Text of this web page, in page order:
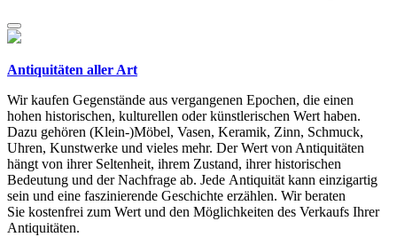
Antiquitäten aller Art
Wir kaufen Gegenstände aus vergangenen Epochen, die einen
hohen historischen, kulturellen oder künstlerischen Wert haben.
Dazu gehören (Klein-)Möbel, Vasen, Keramik, Zinn, Schmuck,
Uhren, Kunstwerke und vieles mehr. Der Wert von Antiquitäten
hängt von ihrer Seltenheit, ihrem Zustand, ihrer historischen
Bedeutung und der Nachfrage ab. Jede Antiquität kann einzigartig
sein und eine faszinierende Geschichte erzählen. Wir beraten
Sie kostenfrei zum Wert und den Möglichkeiten des Verkaufs Ihrer
Antiquitäten.